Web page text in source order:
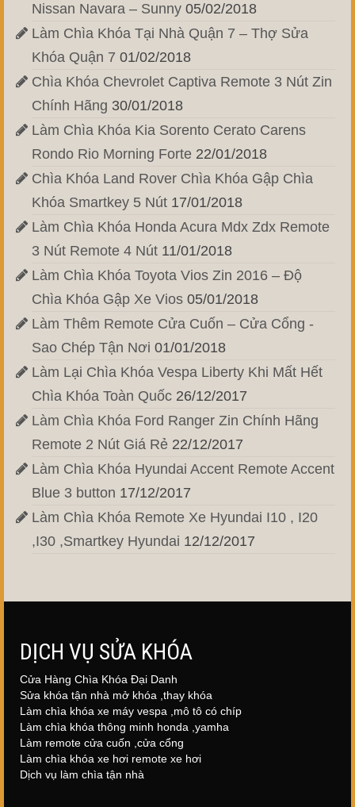
Nissan Navara – Sunny 05/02/2018
Làm Chìa Khóa Tại Nhà Quận 7 – Thợ Sửa
Khóa Quận 7 01/02/2018
Chìa Khóa Chevrolet Captiva Remote 3 Nút Zin
Chính Hãng 30/01/2018
Làm Chìa Khóa Kia Sorento Cerato Carens
Rondo Rio Morning Forte 22/01/2018
Chìa Khóa Land Rover Chìa Khóa Gập Chìa
Khóa Smartkey 5 Nút 17/01/2018
Làm Chìa Khóa Honda Acura Mdx Zdx Remote
3 Nút Remote 4 Nút 11/01/2018
Làm Chìa Khóa Toyota Vios Zin 2016 – Độ
Chìa Khóa Gập Xe Vios 05/01/2018
Làm Thêm Remote Cửa Cuốn – Cửa Cổng -
Sao Chép Tận Nơi 01/01/2018
Làm Lại Chìa Khóa Vespa Liberty Khi Mất Hết
Chìa Khóa Toàn Quốc 26/12/2017
Làm Chìa Khóa Ford Ranger Zin Chính Hãng
Remote 2 Nút Giá Rẻ 22/12/2017
Làm Chìa Khóa Hyundai Accent Remote Accent
Blue 3 button 17/12/2017
Làm Chìa Khóa Remote Xe Hyundai I10 , I20
,I30 ,Smartkey Hyundai 12/12/2017
DỊCH VỤ SỬA KHÓA
Cửa Hàng Chìa Khóa Đại Danh
Sửa khóa tận nhà mở khóa ,thay khóa
Làm chìa khóa xe máy vespa ,mô tô có chíp
Làm chìa khóa thông minh honda ,yamha
Làm remote cửa cuốn ,cửa cổng
Làm chìa khóa xe hơi remote xe hơi
Dịch vụ làm chìa tận nhà